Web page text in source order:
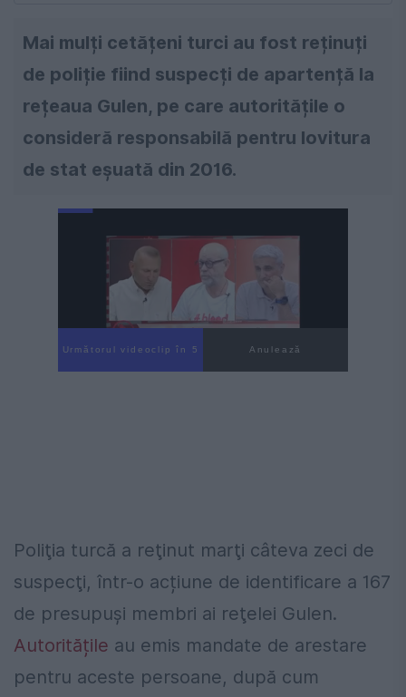
Mai mulți cetățeni turci au fost reținuți
de poliție fiind suspecți de apartență la
rețeaua Gulen, pe care autoritățile o
consideră responsabilă pentru lovitura
de stat eșuată din 2016.
Următorul videoclip în 4 Anulează
Poliţia turcă a reţinut marţi câteva zeci de
suspecţi, într-o acțiune de identificare a 167
de presupuşi membri ai reţelei Gulen.
Autoritățile au emis mandate de arestare
pentru aceste persoane, după cum